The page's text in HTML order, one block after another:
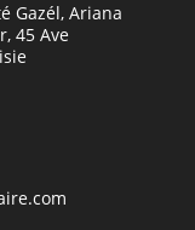
Gazél, Ariana
45 Ave